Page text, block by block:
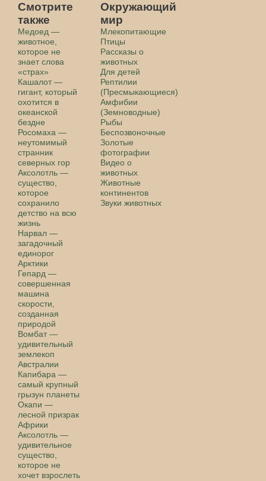
Смотрите
также
Медоед —
животное,
которое не
знает слова
«страх»
Кашалот —
гигант, который
охотится в
океанской
бездне
Росомаха —
неутомимый
странник
северных гор
Аксолотль —
существо,
которое
сохранило
детство на всю
жизнь
Нарвал —
загадочный
единорог
Арктики
Гепард —
совершенная
машина
скорости,
созданная
природой
Вомбат —
удивительный
землекоп
Австралии
Капибара —
самый крупный
грызун планеты
Окапи —
лесной призрак
Африки
Аксолотль —
удивительное
существо,
которое не
хочет взрослеть
Окружающий
мир
Млекопитающие
Птицы
Рассказы о
животных
Для детей
Рептилии
(Пресмыкающиеся)
Амфибии
(Земноводные)
Рыбы
Беспозвоночные
Золотые
фотографии
Видео о
животных
Животные
континентов
Звуки животных